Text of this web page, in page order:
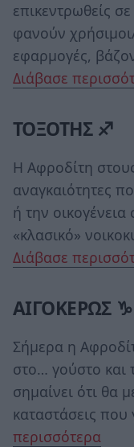
επικεντρωθείς
φανούν
εφαρμογές,
Διάβασε
ΤΟΞΟΤΗΣ ♐
Η Αφροδίτη
αναγκαιότητες
ή την
«κλασικό»
Διάβασε
ΑΙΓΟΚΕΡΩΣ ♑
Σήμερα η
στο… γούστο και
σημαίνει ότι θα
καταστάσεις που
περισσότερα